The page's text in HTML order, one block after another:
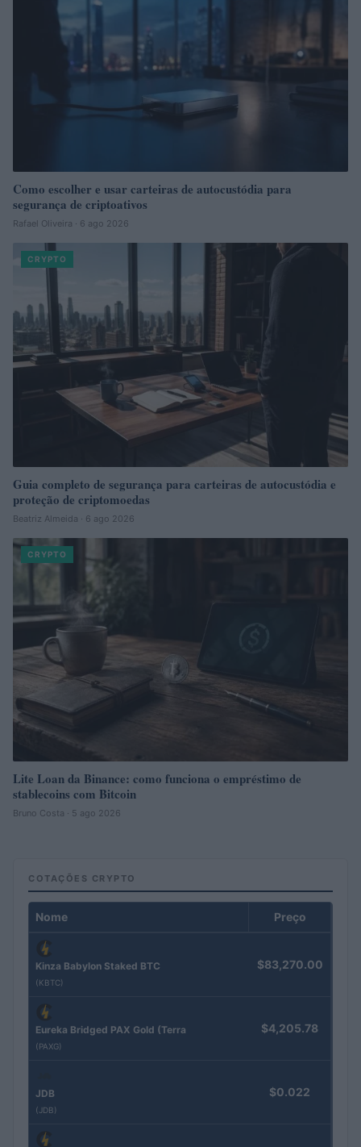
Como escolher e usar carteiras de autocustódia para
segurança de criptoativos
Rafael Oliveira · 6 ago 2026
CRYPTO
Guia completo de segurança para carteiras de autocustódia e
proteção de criptomoedas
Beatriz Almeida · 6 ago 2026
CRYPTO
Lite Loan da Binance: como funciona o empréstimo de
stablecoins com Bitcoin
Bruno Costa · 5 ago 2026
COTAÇÕES CRYPTO
Nome Preço
Kinza Babylon Staked BTC
(KBTC)
$83,270.00
Eureka Bridged PAX Gold (Terra
(PAXG)
$4,205.78
JDB
(JDB)
$0.022